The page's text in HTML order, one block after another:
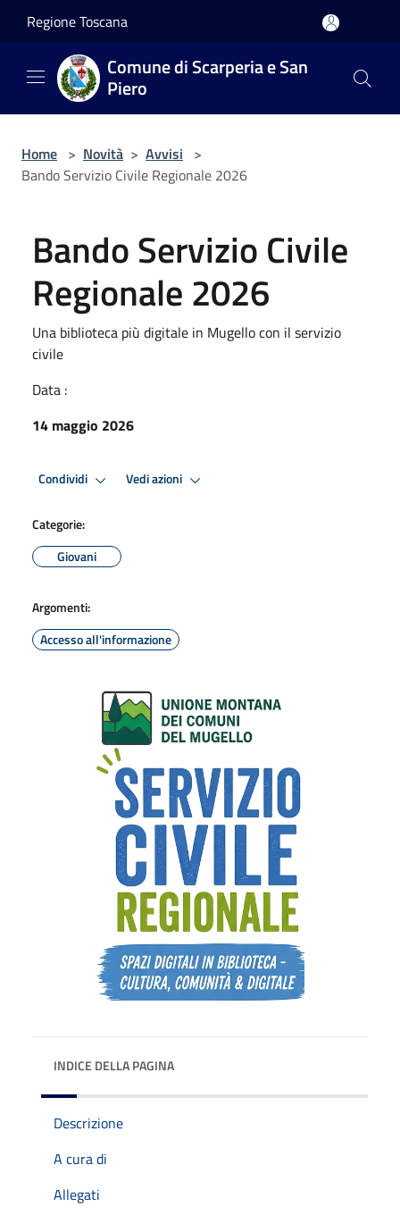
Regione Toscana
Comune di Scarperia e San
Piero
Home > Novità > Avvisi >
Bando Servizio Civile Regionale 2026
Bando Servizio Civile
Regionale 2026
Una biblioteca più digitale in Mugello con il servizio
civile
Data :
14 maggio 2026
Condividi Vedi azioni
Categorie:
Giovani
Argomenti:
Accesso all'informazione
INDICE DELLA PAGINA
Descrizione
A cura di
Allegati